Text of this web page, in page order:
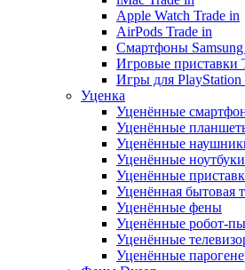
Apple Watch Trade in
AirPods Trade in
Смартфоны Samsung
Игровые приставки
Игры для PlayStation
Уценка
Уценённые
Уценённые
Уценённые
Уценённые ноутбуки
Уценённые
Уценённая бытовая
Уценённые фены
Уценённые робот-
Уценённые
Уценённые